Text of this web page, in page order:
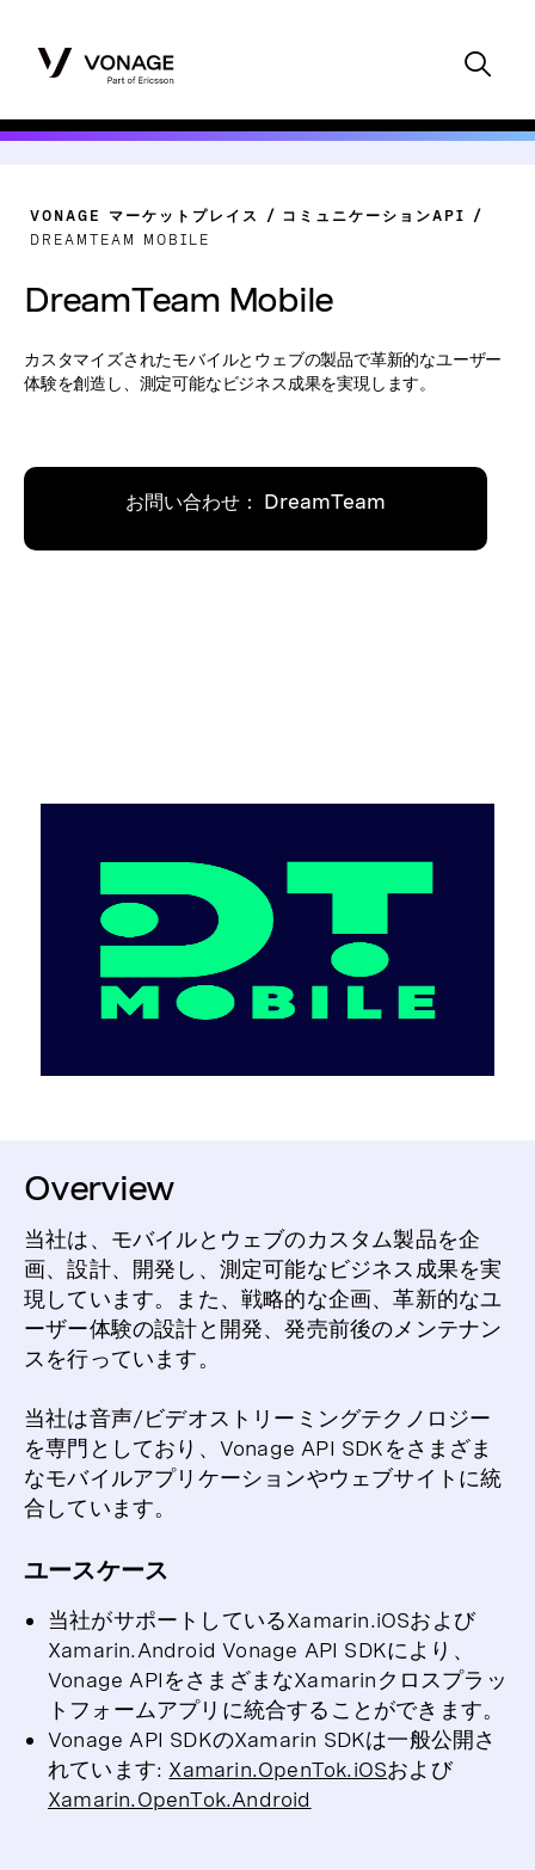
VONAGE マーケットプレイス
コミュニケーションAPI
DREAMTEAM MOBILE
DreamTeam Mobile
カスタマイズされたモバイルとウェブの製品で革新的なユーザー
体験を創造し、測定可能なビジネス成果を実現します。
お問い合わせ： DreamTeam
Overview
当社は、モバイルとウェブのカスタム製品を企
画、設計、開発し、測定可能なビジネス成果を実
現しています。また、戦略的な企画、革新的なユ
ーザー体験の設計と開発、発売前後のメンテナン
スを行っています。
当社は音声/ビデオストリーミングテクノロジー
を専門としており、Vonage API SDKをさまざま
なモバイルアプリケーションやウェブサイトに統
合しています。
ユースケース
当社がサポートしているXamarin.iOSおよび
Xamarin.Android Vonage API SDKにより、
Vonage APIをさまざまなXamarinクロスプラッ
トフォームアプリに統合することができます。
Vonage API SDKのXamarin SDKは一般公開さ
れています: Xamarin.OpenTok.iOSおよび
Xamarin.OpenTok.Android